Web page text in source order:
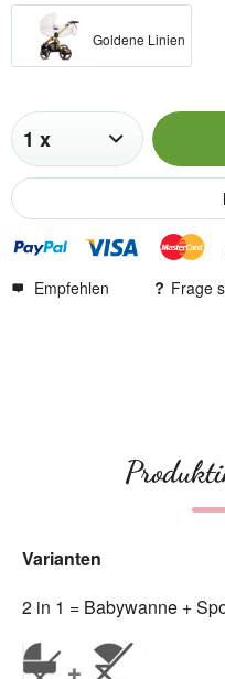
Goldene Linien
Empfehlen Frage
Varianten
2 in 1 = Babywanne +